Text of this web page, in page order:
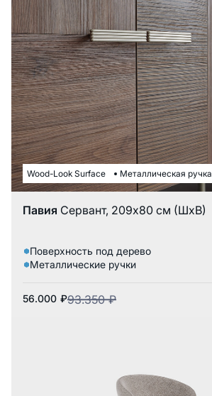
Wood-Look Surface Металлическая ручка
Павия Сервант, 209x80 см (ШxВ)
Поверхность под дерево
Металлические ручки
93.350 ₽
56.000 ₽